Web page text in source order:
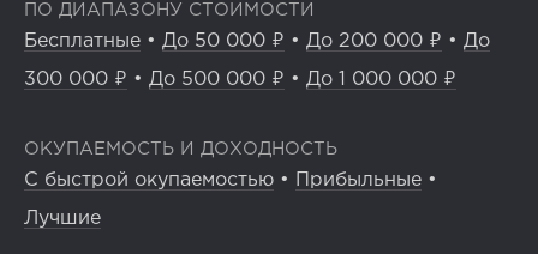
ПО ДИАПАЗОНУ СТОИМОСТИ
Бесплатные • До 50 000 ₽ • До 200 000 ₽ • До
300 000 ₽ • До 500 000 ₽ • До 1 000 000 ₽
ОКУПАЕМОСТЬ И ДОХОДНОСТЬ
С быстрой окупаемостью • Прибыльные •
Лучшие